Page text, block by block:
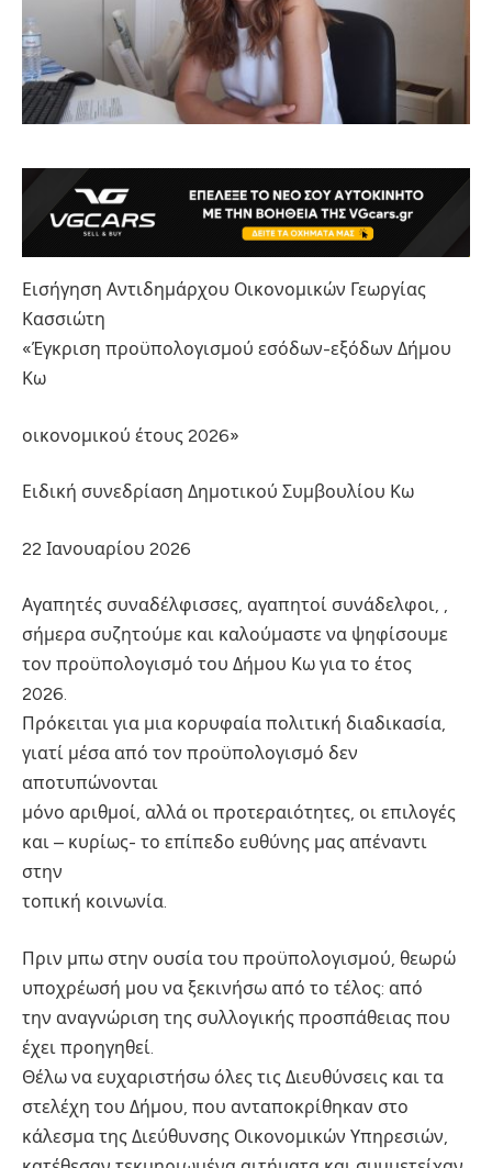
Εισήγηση Αντιδημάρχου Οικονομικών Γεωργίας
Κασσιώτη
«Έγκριση προϋπολογισμού εσόδων-εξόδων Δήμου
Κω
οικονομικού έτους 2026»
Ειδική συνεδρίαση Δημοτικού Συμβουλίου Κω
22 Ιανουαρίου 2026
Αγαπητές συναδέλφισσες, αγαπητοί συνάδελφοι, ,
σήμερα συζητούμε και καλούμαστε να ψηφίσουμε
τον προϋπολογισμό του Δήμου Κω για το έτος
2026.
Πρόκειται για μια κορυφαία πολιτική διαδικασία,
γιατί μέσα από τον προϋπολογισμό δεν
αποτυπώνονται
μόνο αριθμοί, αλλά οι προτεραιότητες, οι επιλογές
και – κυρίως- το επίπεδο ευθύνης μας απέναντι
στην
τοπική κοινωνία.
Πριν μπω στην ουσία του προϋπολογισμού, θεωρώ
υποχρέωσή μου να ξεκινήσω από το τέλος: από
την αναγνώριση της συλλογικής προσπάθειας που
έχει προηγηθεί.
Θέλω να ευχαριστήσω όλες τις Διευθύνσεις και τα
στελέχη του Δήμου, που ανταποκρίθηκαν στο
κάλεσμα της Διεύθυνσης Οικονομικών Υπηρεσιών,